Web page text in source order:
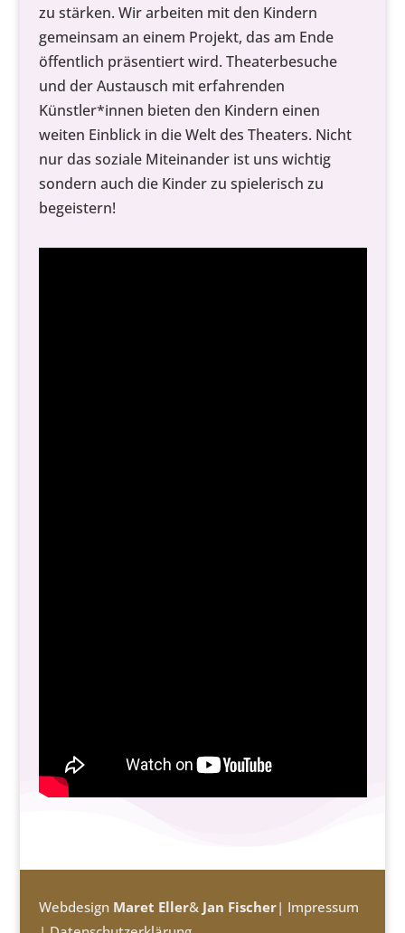
zu stärken. Wir arbeiten mit den Kindern
gemeinsam an einem Projekt, das am Ende
öffentlich präsentiert wird. Theaterbesuche
und der Austausch mit erfahrenden
Künstler*innen bieten den Kindern einen
weiten Einblick in die Welt des Theaters. Nicht
nur das soziale Miteinander ist uns wichtig
sondern auch die Kinder zu spielerisch zu
begeistern!
Webdesign Maret Eller& Jan Fischer| Impressum